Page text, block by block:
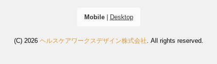
Mobile| Desktop
(C) 2026 ヘルスケアワークスデザイン株式会社 . All rights reserved.